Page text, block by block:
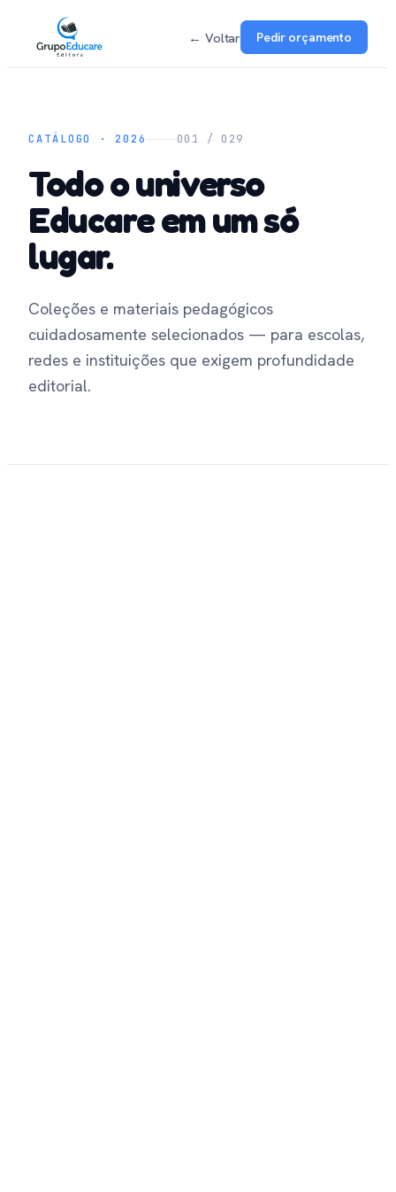
← Voltar Pedir orçamento
CATÁLOGO · 2026 001 / 029
Todo o universo
Educare em um só
lugar.
Coleções e materiais pedagógicos
cuidadosamente selecionados — para escolas,
redes e instituições que exigem profundidade
editorial.